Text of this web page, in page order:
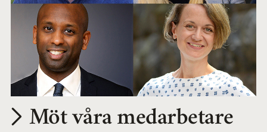
Möt våra medarbetare